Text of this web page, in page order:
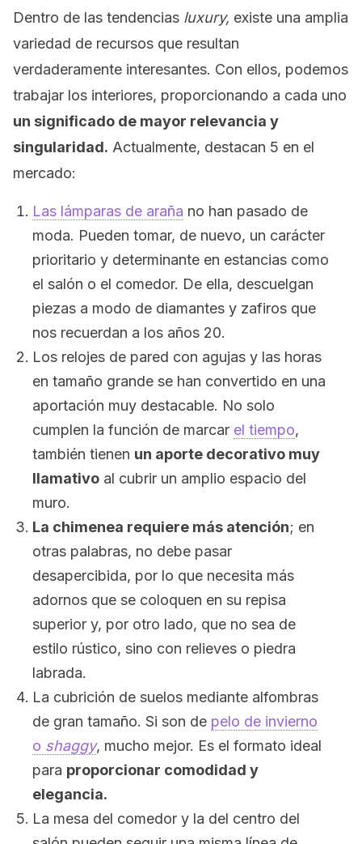
Dentro de las tendencias luxury, existe una amplia
variedad de recursos que resultan
verdaderamente interesantes. Con ellos, podemos
trabajar los interiores, proporcionando a cada uno
un significado de mayor relevancia y
singularidad. Actualmente, destacan 5 en el
mercado:
Las lámparas de araña no han pasado de
moda. Pueden tomar, de nuevo, un carácter
prioritario y determinante en estancias como
el salón o el comedor. De ella, descuelgan
piezas a modo de diamantes y zafiros que
nos recuerdan a los años 20.
Los relojes de pared con agujas y las horas
en tamaño grande se han convertido en una
aportación muy destacable. No solo
cumplen la función de marcar el tiempo,
también tienen un aporte decorativo muy
llamativo al cubrir un amplio espacio del
muro.
La chimenea requiere más atención; en
otras palabras, no debe pasar
desapercibida, por lo que necesita más
adornos que se coloquen en su repisa
superior y, por otro lado, que no sea de
estilo rústico, sino con relieves o piedra
labrada.
La cubrición de suelos mediante alfombras
de gran tamaño. Si son de pelo de invierno
o shaggy, mucho mejor. Es el formato ideal
para proporcionar comodidad y
elegancia.
La mesa del comedor y la del centro del